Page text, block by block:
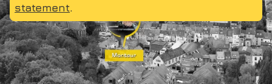
statement.